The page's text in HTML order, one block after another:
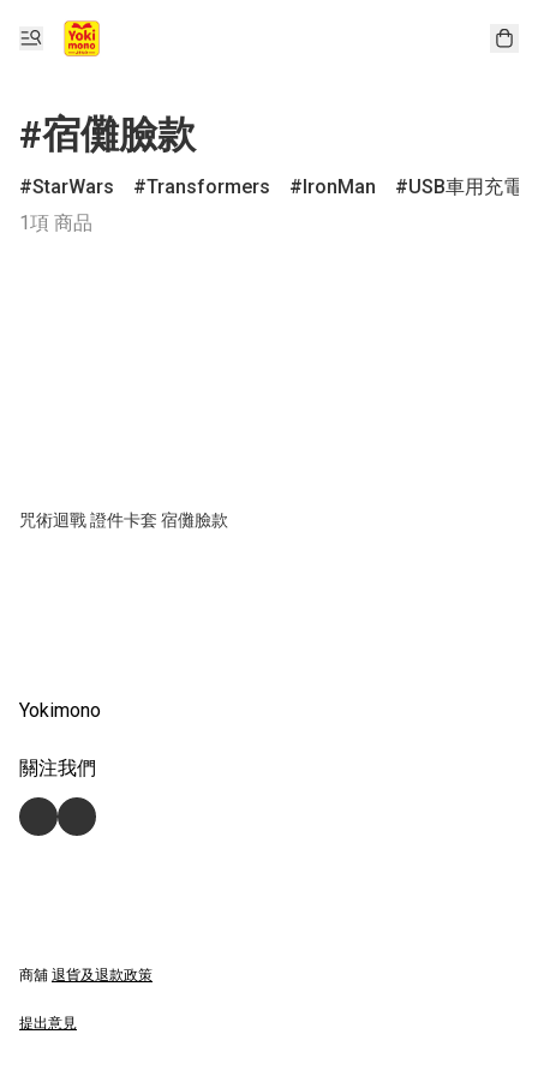
#宿儺臉款
StarWars Transformers IronMan
USB車用充電
1項 商品
咒術迴戰 證件卡套 宿儺臉款
Yokimono
關注我們
商舖 退貨及退款政策
提出意見